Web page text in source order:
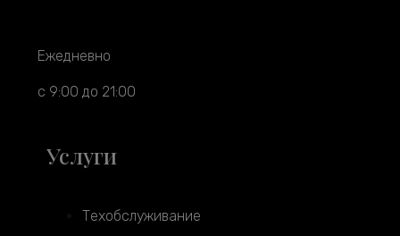
Ежедневно
с 9:00 до 21:00
Услуги
Техобслуживание